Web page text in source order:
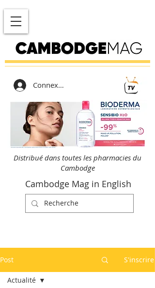
Connexion
Distribué dans toutes les pharmacies du
Cambodge
Cambodge Mag in English
Post S'inscrire
Actualité